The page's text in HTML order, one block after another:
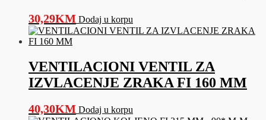
30,29KM Dodaj u korpu
VENTILACIONI VENTIL ZA
IZVLACENJE ZRAKA FI 160 MM
40,30KM Dodaj u korpu